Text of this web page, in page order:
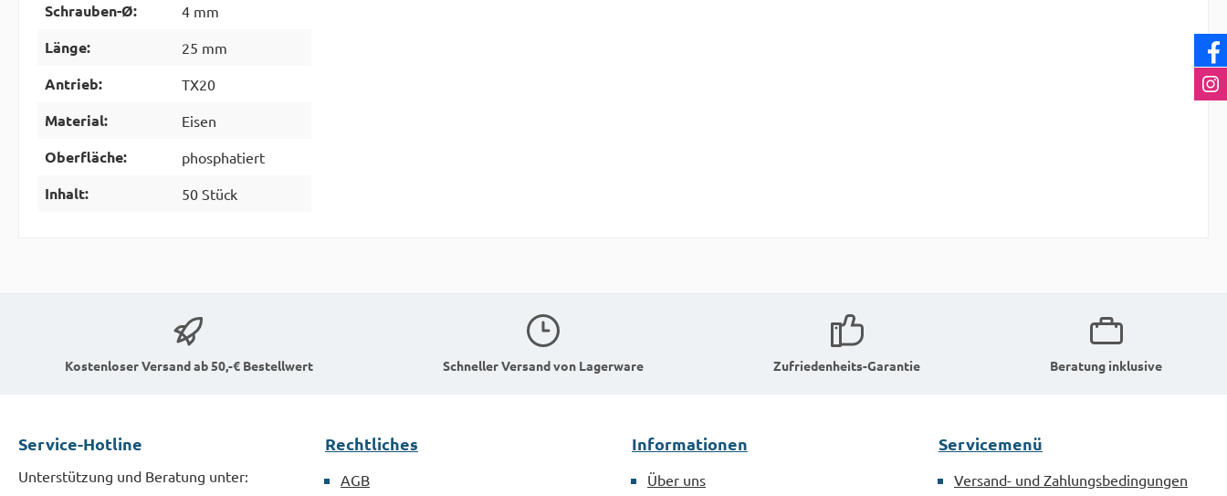
Schrauben-Ø: 4 mm
Länge: 25 mm
Antrieb: TX20
Material: Eisen
Oberfläche: phosphatiert
Inhalt: 50 Stück
Kostenloser Versand ab 50,-€ Bestellwert Schneller Versand von Lagerware Zufriedenheits-Garantie Beratung inklusive
Service-Hotline
Unterstützung und Beratung unter:
Rechtliches
AGB
Informationen
Über uns
Servicemenü
Versand- und Zahlungsbedingungen